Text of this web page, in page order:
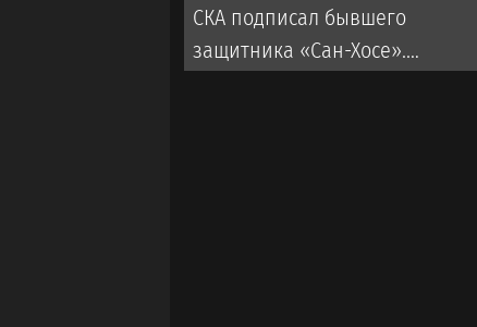
СКА подписал бывшего
защитника «Сан-Хосе».